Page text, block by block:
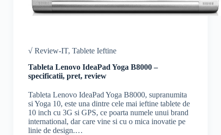
√ Review-IT, Tablete Ieftine
Tableta Lenovo IdeaPad Yoga B8000 –
specificatii, pret, review
Tableta Lenovo IdeaPad Yoga B8000, supranumita
si Yoga 10, este una dintre cele mai ieftine tablete de
10 inch cu 3G si GPS, ce poarta numele unui brand
international, dar care vine si cu o mica inovatie pe
linie de design.…